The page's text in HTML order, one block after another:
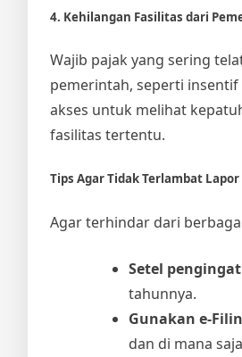
4. Kehilangan Fasilitas dari
Wajib pajak yang sering
pemerintah, seperti
akses untuk melihat
fasilitas tertentu.
Tips Agar Tidak Terlambat Lapor
Agar terhindar dari
Setel pengingat
tahunnya.
Gunakan e-
dan di mana